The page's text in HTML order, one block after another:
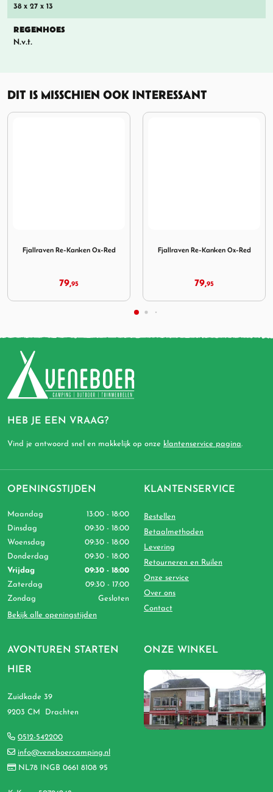
38 x 27 x 13
REGENHOES
N.v.t.
DIT IS MISSCHIEN OOK INTERESSANT
Fjallraven Re-Kanken Ox-Red
79,
Fjallraven Abisko Softpack 16
119,
HEB JE EEN VRAAG?
Vind je antwoord snel en makkelijk op onze klantenservice pagina.
AVONTUREN STARTEN
HIER
Zuidkade 39
9203 CM Drachten
0512-542200
info@veneboercamping.nl
NL78 INGB 0661 8108 95
OPENINGSTIJDEN
Maandag
13:00 - 18:00
Dinsdag
09:30 - 18:00
Woensdag
09:30 - 18:00
Donderdag
09:30 - 18:00
Vrijdag
09:30 - 18:00
Zaterdag
09:30 - 17:00
Zondag
Gesloten
Bekijk alle openingstijden
KLANTENSERVICE
Bestellen
Betaalmethoden
Levering
Retourneren en Ruilen
Onze service
Over ons
Contact
ONZE WINKEL